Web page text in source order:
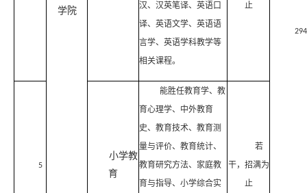
学院
汉、汉英笔译、英语口
译、英语文学、英语语
言学、英语学科教学等
相关课程。
止
5
小学教
育
能胜任教育学、教
育心理学、中外教育
史、教育技术、教育测
量与评价、教育统计、
教育研究方法、家庭教
育与指导、小学综合实
若
干，招满为
止